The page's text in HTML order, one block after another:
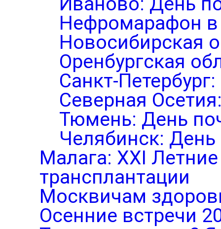
Нефромарафон
Новосибирская
Оренбургская
Санкт-
Северная
Тюмень: День
Челябинск: День
Малага: XXI
трансплантации
Москвичам
Осенние встречи